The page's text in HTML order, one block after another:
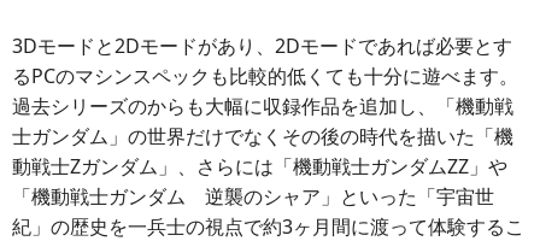
3Dモードと2Dモードがあり、2Dモードであれば必要とす
るPCのマシンスペックも比較的低くても十分に遊べます。
過去シリーズのからも大幅に収録作品を追加し、「機動戦
士ガンダム」の世界だけでなくその後の時代を描いた「機
動戦士Zガンダム」、さらには「機動戦士ガンダムZZ」や
「機動戦士ガンダム 逆襲のシャア」といった「宇宙世
紀」の歴史を一兵士の視点で約3ヶ月間に渡って体験するこ